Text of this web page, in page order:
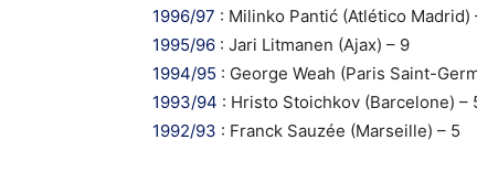
1996/97 : Milinko Pantić (Atlético Madrid)
1995/96 : Jari Litmanen (Ajax) – 9
1994/95 : George Weah (Paris Saint-
1993/94 : Hristo Stoichkov (Barcelone) –
1992/93 : Franck Sauzée (Marseille) – 5